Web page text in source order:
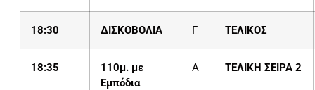
18:30 ΔΙΣΚΟΒΟΛΙΑ Γ ΤΕΛΙΚΟΣ
18:35
110μ. με
Εμπόδια
Α ΤΕΛΙΚΗ ΣΕΙΡΑ 2